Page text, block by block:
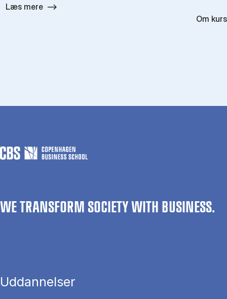
Læs mere
Om
WE TRANSFORM SOCIETY WITH BUSINESS.
Uddannelser